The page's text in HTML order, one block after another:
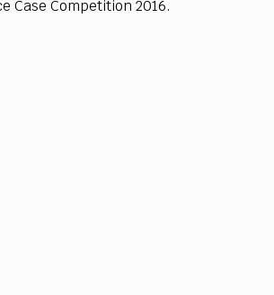
Competition 2016.